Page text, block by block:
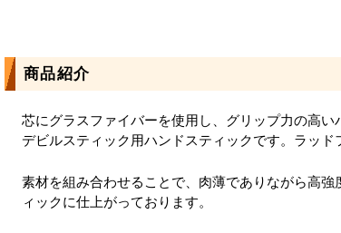
商品紹介
芯にグラスファイバーを使用し、グリップ力の高
デビルスティック用ハンドスティックです。ラッド
素材を組み合わせることで、肉薄でありながら高
ィックに仕上がっております。